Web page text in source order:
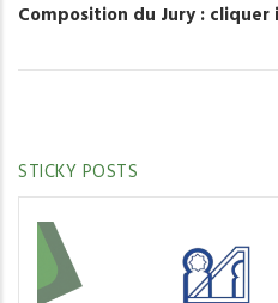
Composition du Jury : cliquer
STICKY POSTS